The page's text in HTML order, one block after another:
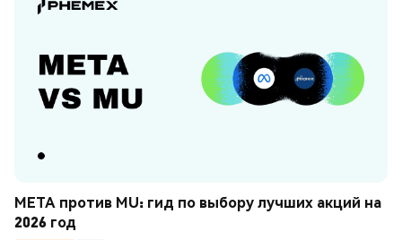
META против MU: гид по выбору лучших акций на
2026 год